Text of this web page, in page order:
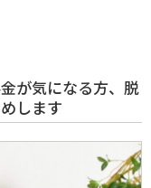
が気になる方、脱
します